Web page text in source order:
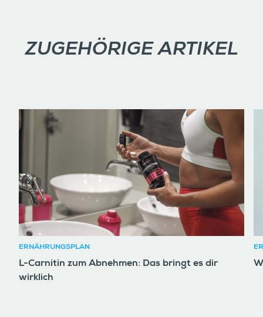
ZUGEHÖRIGE ARTIKEL
ERNÄHRUNGSPLAN
L-Carnitin zum Abnehmen: Das bringt es dir
wirklich